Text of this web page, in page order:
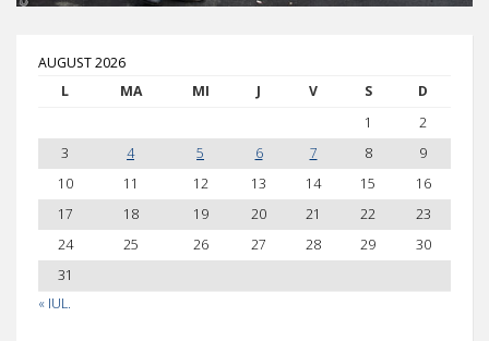
AUGUST 2026
L
MA MI J V S D
« IUL.
1
2
3
4 5 6 7 8
9
10
11 12 13 14 15
16
17
18 19 20 21 22
23
24
25 26 27 28 29
30
31